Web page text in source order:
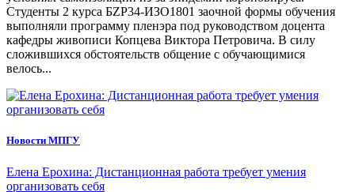
Студенты 2 курса БZР34-ИЗО1801 заочной формы обучения
выполняли программу пленэра под руководством доцента
кафедры живописи Копцева Виктора Петровича. В силу
сложившихся обстоятельств общение с обучающимися
велось...
Новости МПГУ
Елена Ерохина: Дистанционная работа требует умения
организовать себя